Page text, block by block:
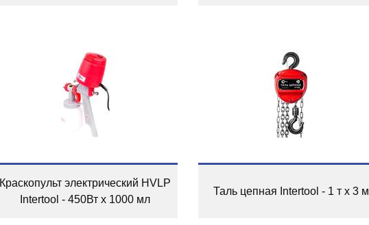
Краскопульт электрический HVLP
Intertool - 450Вт x 1000 мл
Таль цепная Intertool - 1 т х 3 м